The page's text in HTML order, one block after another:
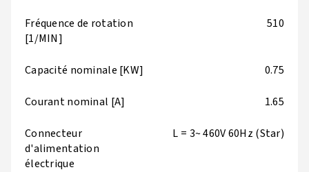
Fréquence de rotation
[1/MIN]
510
Capacité nominale [KW] 0.75
Courant nominal [A] 1.65
Connecteur
d'alimentation
électrique
L = 3~ 460V 60Hz (Star)